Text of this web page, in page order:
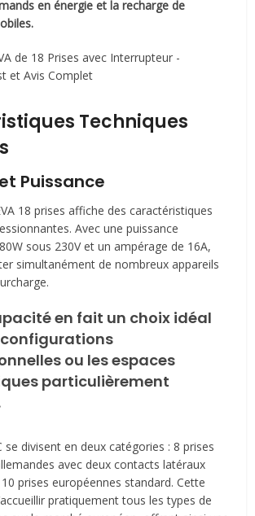
en énergie et la recharge de
Techniques
Puissance
18 prises affiche des caractéristiques
Avec une puissance
sous 230V et un ampérage de 16A,
simultanément de nombreux appareils
en fait un choix idéal
ou les espaces
particulièrement
se divisent en deux catégories : 8 prises
avec deux contacts latéraux
prises européennes standard. Cette
pratiquement tous les types de